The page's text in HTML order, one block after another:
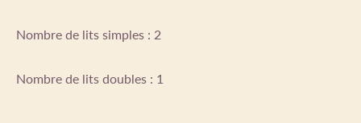
Nombre de lits simples : 2
Nombre de lits doubles : 1